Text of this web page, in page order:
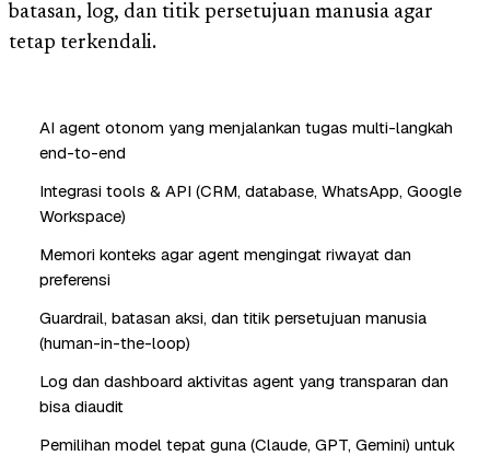
batasan, log, dan titik persetujuan manusia agar
tetap terkendali.
AI agent otonom yang menjalankan tugas multi-langkah
end-to-end
Integrasi tools & API (CRM, database, WhatsApp, Google
Workspace)
Memori konteks agar agent mengingat riwayat dan
preferensi
Guardrail, batasan aksi, dan titik persetujuan manusia
(human-in-the-loop)
Log dan dashboard aktivitas agent yang transparan dan
bisa diaudit
Pemilihan model tepat guna (Claude, GPT, Gemini) untuk